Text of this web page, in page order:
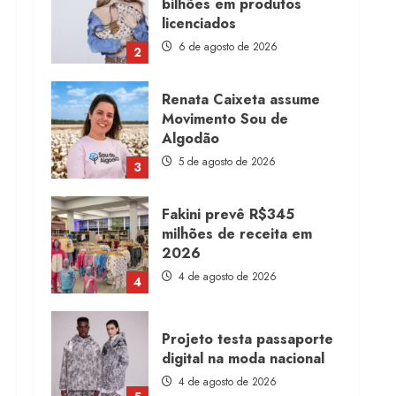
2
licenciados
6 de agosto de 2026
3
Renata Caixeta assume
Movimento Sou de
Algodão
5 de agosto de 2026
4
Fakini prevê R$345
milhões de receita em
2026
4 de agosto de 2026
Projeto testa passaporte
digital na moda nacional
4 de agosto de 2026